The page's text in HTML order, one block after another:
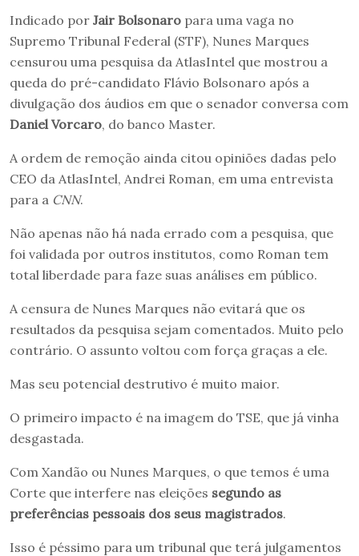
Indicado por Jair Bolsonaro para uma vaga no
Supremo Tribunal Federal (STF), Nunes Marques
censurou uma pesquisa da AtlasIntel que mostrou a
queda do pré-candidato Flávio Bolsonaro após a
divulgação dos áudios em que o senador conversa com
Daniel Vorcaro, do banco Master.
A ordem de remoção ainda citou opiniões dadas pelo
CEO da AtlasIntel, Andrei Roman, em uma entrevista
para a CNN.
Não apenas não há nada errado com a pesquisa, que
foi validada por outros institutos, como Roman tem
total liberdade para faze suas análises em público.
A censura de Nunes Marques não evitará que os
resultados da pesquisa sejam comentados. Muito pelo
contrário. O assunto voltou com força graças a ele.
Mas seu potencial destrutivo é muito maior.
O primeiro impacto é na imagem do TSE, que já vinha
desgastada.
Com Xandão ou Nunes Marques, o que temos é uma
Corte que interfere nas eleições segundo as
preferências pessoais dos seus magistrados.
Isso é péssimo para um tribunal que terá julgamentos